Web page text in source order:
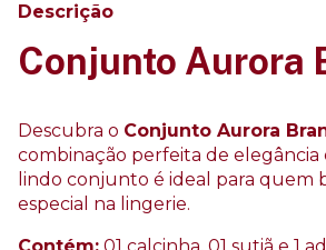
Descrição
Conjunto Aurora
Descubra o Conjunto Aurora
combinação perfeita de elegância
lindo conjunto é ideal para quem
especial na lingerie.